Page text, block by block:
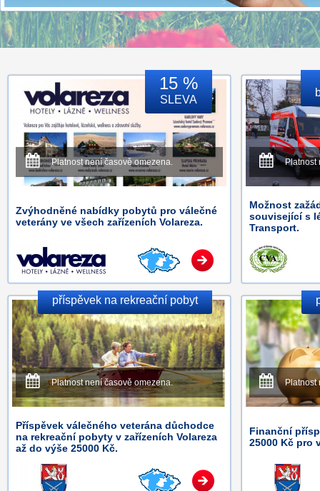
15 %
SLEVA
Platnost není časově omezena.
Zvýhodněné nabídky pobytů pro válečné
veterány ve všech zařízeních Volareza.
Platnost
Možnost
související s
Transport.
příspěvek na rekreační pobyt
Platnost není časově omezena.
Příspěvek válečného veterána důchodce
na rekreační pobyty v zařízeních Volareza
až do výše 25000 Kč.
Platnost
Finanční
25000 Kč pro